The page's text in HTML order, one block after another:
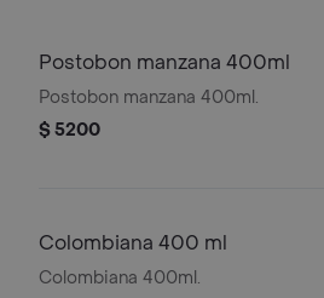
Postobon manzana 400ml
Postobon manzana 400ml.
$ 5200
Colombiana 400 ml
Colombiana 400ml.